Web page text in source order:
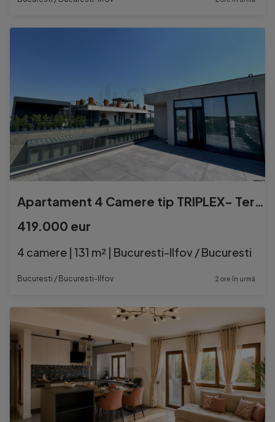
Apartament 4 Camere tip TRIPLEX- Terase 70mp
419.000 eur
4 camere | 131 m² | Bucuresti-Ilfov / Bucuresti
Bucuresti / Bucuresti-Ilfov 2 ore în urmă